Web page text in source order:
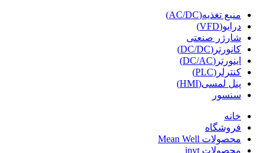
منبع تغذیه(AC/DC)
درایو(VFD)
شارژر صنعتی
کانورتر(DC/DC)
اینورتر(DC/AC)
کنترلر(PLC)
پنل لمسی(HMI)
سنسور
خانه
فروشگاه
محصولات Mean Well
محصولات invt